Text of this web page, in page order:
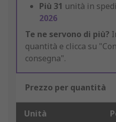
Più 31 unità in
2026
Te ne servono di più?
quantità e clicca su
consegna".
Prezzo per quantità
Unità